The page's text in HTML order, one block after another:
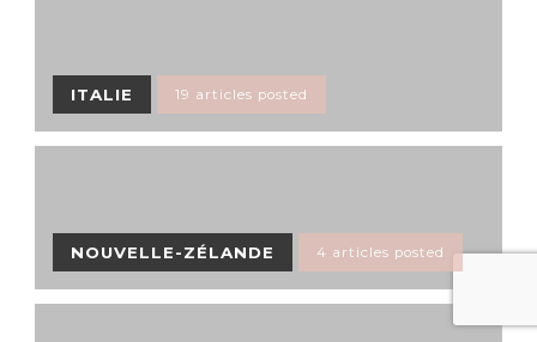
ITALIE 19 articles posted
NOUVELLE-ZÉLANDE 4 articles posted